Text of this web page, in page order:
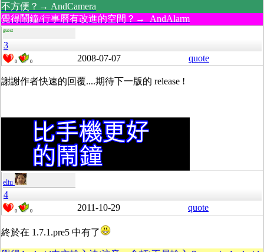
不方便？→ AndCamera
覺得鬧鐘/行事曆有改進的空間？→ AndAlarm
guest
3
0 0 2008-07-07 quote
謝謝作者快速的回覆....期待下一版的 release !
eliu
4
0 0 2011-10-29 quote
終於在 1.7.1.pre5 中有了